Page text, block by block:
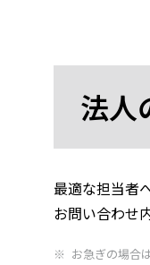
法人
最適な担当者
お問い合わせ
お急ぎの場合